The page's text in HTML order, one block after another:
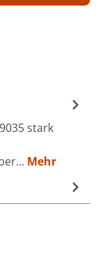
stark
Mehr